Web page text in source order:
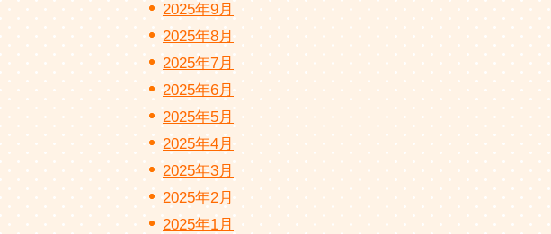
2025年9月
2025年8月
2025年7月
2025年6月
2025年5月
2025年4月
2025年3月
2025年2月
2025年1月